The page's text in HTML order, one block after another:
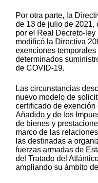
Por otra parte, la
de 13 de julio de 2021,
por el Real Decreto-
modificó la Directiva
exenciones
determinados
de COVID-19.
Las circunstancias
nuevo modelo de
certificado de
Añadido y de los
de bienes y
marco de las
las destinadas a
fuerzas armadas de
del Tratado del
ampliando su ámbito